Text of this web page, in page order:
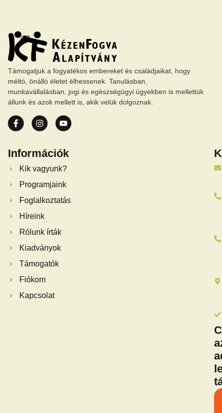
Támogatjuk a fogyatékos embereket és családjaikat, hogy
méltó, önálló életet élhessenek. Tanulásban,
munkavállalásban, jogi és egészségügyi ügyekben is mellettük
állunk és azok mellett is, akik velük dolgoznak.
Információk
Kik vagyunk?
Programjaink
Foglalkoztatás
Híreink
Rólunk írták
Kiadványok
Támogatók
Fiókom
Kapcsolat